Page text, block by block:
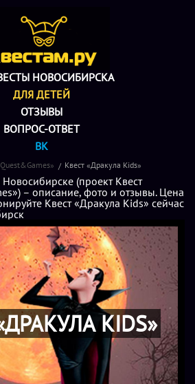
НОВОСИБИРСКА
ДЛЯ ДЕТЕЙ
ОТЗЫВЫ
ВОПРОС-ОТВЕТ
ВК
Квест «Дракула Kids»
(проект Квест
– описание, фото и отзывы. Цена
Квест «Дракула Kids» сейчас
KIDS»